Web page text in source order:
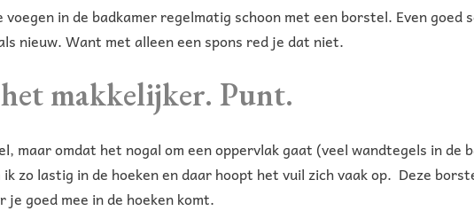
in de badkamer regelmatig schoon met een borstel. Even goed
nieuw. Want met alleen een spons red je dat niet.
makkelijker. Punt.
, maar omdat het nogal om een oppervlak gaat (veel wandtegels in de
zo lastig in de hoeken en daar hoopt het vuil zich vaak op. Deze
goed mee in de hoeken komt.